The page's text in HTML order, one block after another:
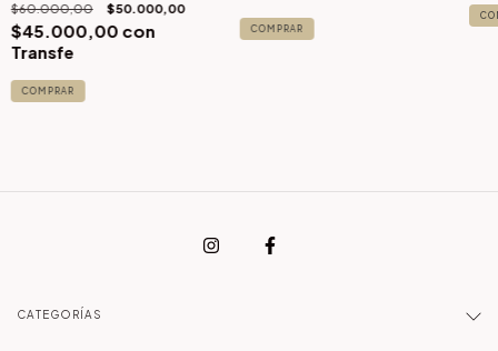
$60.000,00 $50.000,00
$45.000,00 con
Transfe
COMPRAR
COMPRAR
CATEGORÍAS